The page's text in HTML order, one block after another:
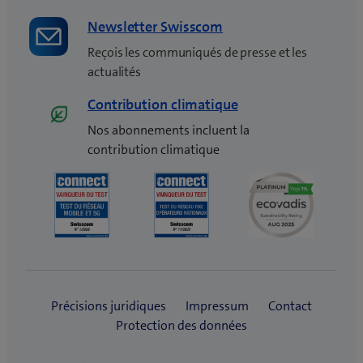
Newsletter Swisscom
Reçois les communiqués de presse et les
actualités
Contribution climatique
Nos abonnements incluent la
contribution climatique